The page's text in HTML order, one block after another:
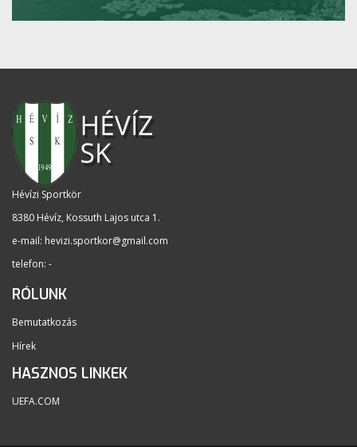
Hévízi Sportkör
8380 Hévíz, Kossuth Lajos utca 1 .
e-mail: hevizi.sportkor@gmail.com
telefon: -
RÓLUNK
Bemutatkozás
Hírek
HASZNOS LINKEK
UEFA.COM